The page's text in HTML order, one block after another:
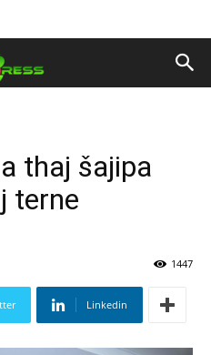
thaj šajipa
terne
1447
Linkedin